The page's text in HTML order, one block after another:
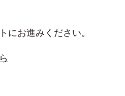
にお進みください。